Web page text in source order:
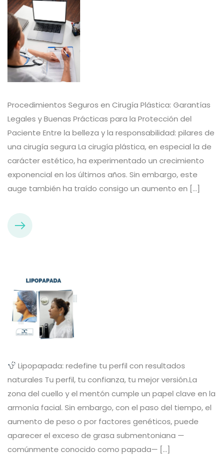
Procedimientos Seguros en Cirugía Plástica: Garantías
Legales y Buenas Prácticas para la Protección del
Paciente Entre la belleza y la responsabilidad: pilares de
una cirugía segura La cirugía plástica, en especial la de
carácter estético, ha experimentado un crecimiento
exponencial en los últimos años. Sin embargo, este
auge también ha traído consigo un aumento en […]
Lipopapada: redefine tu perfil con resultados
naturales Tu perfil, tu confianza, tu mejor versión.La
zona del cuello y el mentón cumple un papel clave en la
armonía facial. Sin embargo, con el paso del tiempo, el
aumento de peso o por factores genéticos, puede
aparecer el exceso de grasa submentoniana —
comúnmente conocido como papada— […]